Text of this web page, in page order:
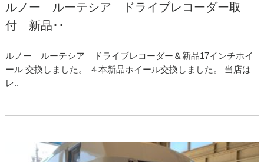
ルノー ルーテシア ドライブレコーダー取
付 新品･･
ルノー ルーテシア ドライブレコーダー＆新品17インチホイ
ール 交換しました。 ４本新品ホイール交換しました。 当店は
レ..